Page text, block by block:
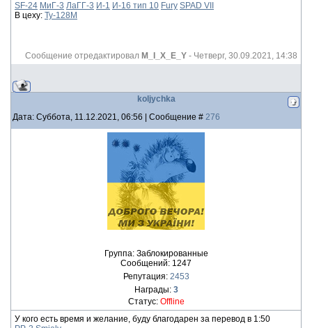
SF-24 МиГ-3 ЛаГГ-3 И-1 И-16 тип 10 Fury SPAD VII
В цеху: Ту-128М
Сообщение отредактировал M_I_X_E_Y - Четверг, 30.09.2021, 14:38
koljychka
Дата: Суббота, 11.12.2021, 06:56 | Сообщение # 276
Группа: Заблокированные
Сообщений: 1247
Репутация: 2453
Награды: 3
Статус: Offline
У кого есть время и желание, буду благодарен за перевод в 1:50